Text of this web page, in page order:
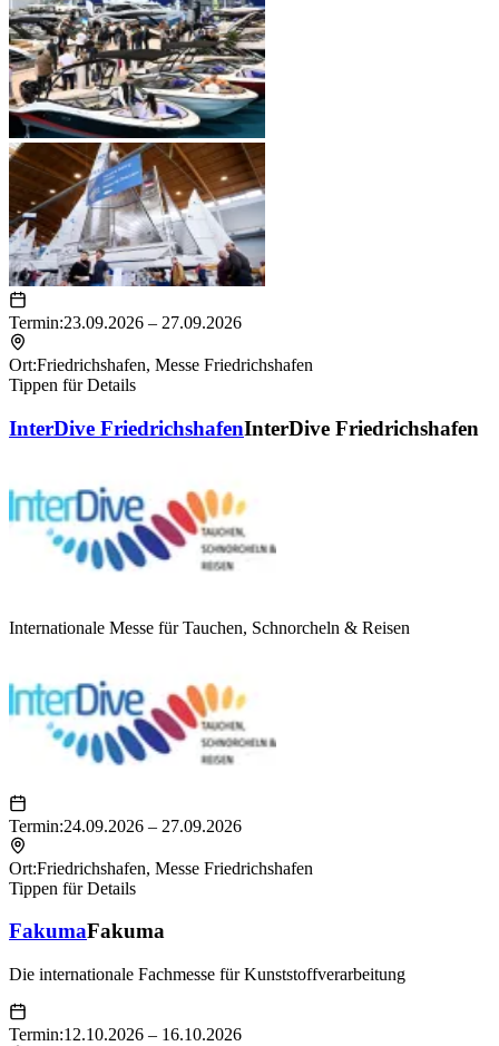
Termin:23.09.2026 – 27.09.2026
Ort:Friedrichshafen, Messe Friedrichshafen
Tippen für Details
InterDive FriedrichshafenInterDive Friedrichshafen
Internationale Messe für Tauchen, Schnorcheln & Reisen
Termin:24.09.2026 – 27.09.2026
Ort:Friedrichshafen, Messe Friedrichshafen
Tippen für Details
FakumaFakuma
Die internationale Fachmesse für Kunststoffverarbeitung
Termin:12.10.2026 – 16.10.2026